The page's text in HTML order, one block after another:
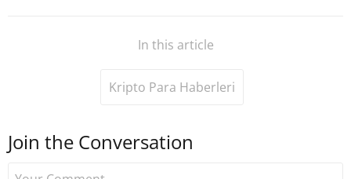
In this article
Kripto Para Haberleri
Join the Conversation